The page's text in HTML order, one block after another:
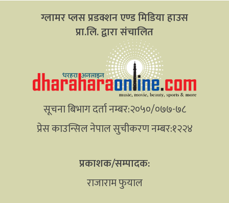
ग्लामर प्लस प्रडक्शन एण्ड मिडिया हाउस
प्रा.लि. द्वारा संचालित
सूचना बिभाग दर्ता नम्बर:२०५०/०७७-७८
प्रेस काउन्सिल नेपाल सुचीकरण नम्बर:१२२४
प्रकाशक/सम्पादक:
राजाराम फुयाल